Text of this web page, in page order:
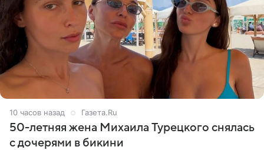
10 часов назад Газета.Ru
50-летняя жена Михаила Турецкого снялась
с дочерями в бикини